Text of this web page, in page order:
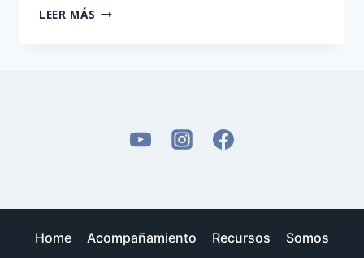
LEER MÁS FUNDACIÓN
COLOMBIA
Home Acompañamiento Recursos Somos